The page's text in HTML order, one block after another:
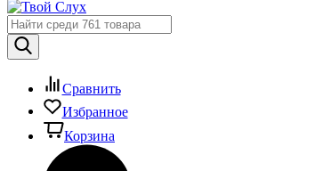
Сравнить
Избранное
Корзина